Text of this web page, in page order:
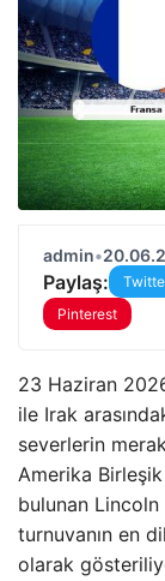
admin•
Paylaş:
Pinterest
23 Haziran
ile Irak
severlerin
Amerika
bulunan Lincoln
turnuvanın en
olarak